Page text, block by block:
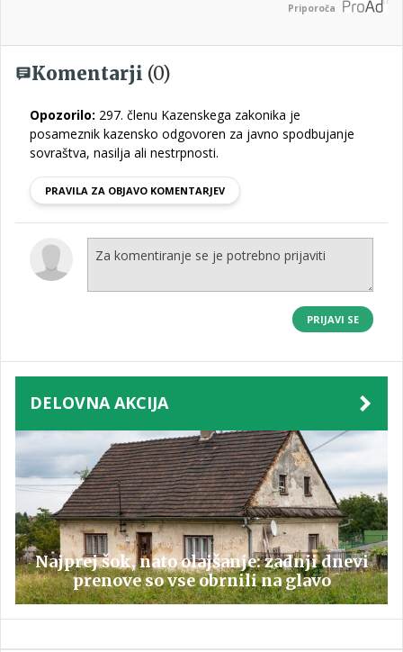
Priporoča
Komentarji (0)
Opozorilo: 297. členu Kazenskega zakonika je
posameznik kazensko odgovoren za javno spodbujanje
sovraštva, nasilja ali nestrpnosti.
PRAVILA ZA OBJAVO KOMENTARJEV
PRIJAVI SE
DELOVNA AKCIJA
Najprej šok, nato olajšanje: zadnji dnevi
prenove so vse obrnili na glavo